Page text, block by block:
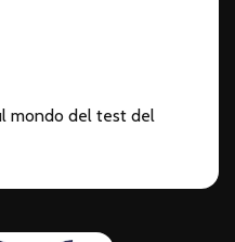
mondo del test del